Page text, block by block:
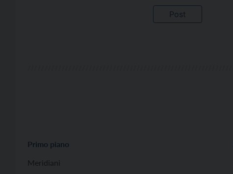
Primo piano
Meridiani